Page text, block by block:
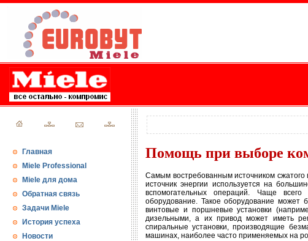
Главная
Miele Professional
Miele для дома
Обратная связь
Задачи Miele
История успеха
Новости
Помощь при выборе
Самым востребованным источником
источник энергии используется на
вспомогательных операций. Чаще всего
оборудование. Такое оборудование может
винтовые и поршневые установки
дизельными, а их привод может иметь
спиральные установки, производящие
машинах, наиболее часто применяемых на